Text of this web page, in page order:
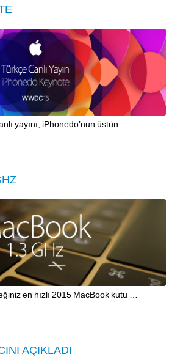
yayını, iPhonedo’nun üstün …
en hızlı 2015 MacBook kutu …
AÇIKLADI